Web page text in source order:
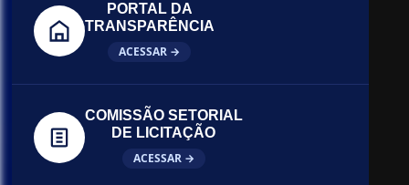
PORTAL DA
TRANSPARÊNCIA
ACESSAR →
COMISSÃO SETORIAL
DE LICITAÇÃO
ACESSAR →